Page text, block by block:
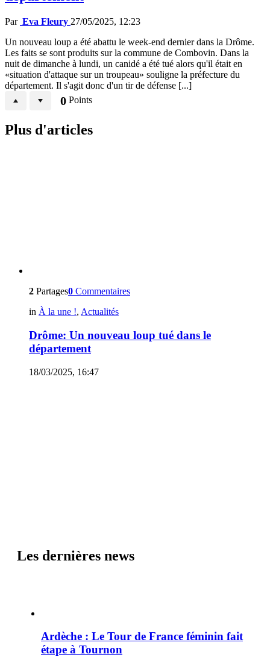
Par Eva Fleury 27/05/2025, 12:23
Un nouveau loup a été abattu le week-end dernier dans la Drôme.
Les faits se sont produits sur la commune de Combovin. Dans la
nuit de dimanche à lundi, un canidé a été tué alors qu'il était en
«situation d'attaque sur un troupeau» souligne la préfecture du
département. Il s'agit donc d'un tir de défense [...]
0 Points
Plus d'articles
2 Partages0 Commentaires
in À la une !, Actualités
Drôme: Un nouveau loup tué dans le
département
18/03/2025, 16:47
Les dernières news
Ardèche : Le Tour de France féminin fait
étape à Tournon